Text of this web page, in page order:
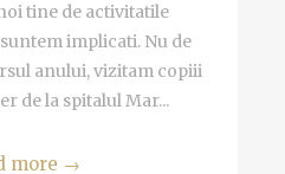
tine de activitatile
implicati. Nu de
anului, vizitam copiii
de la spitalul Mar...
more →